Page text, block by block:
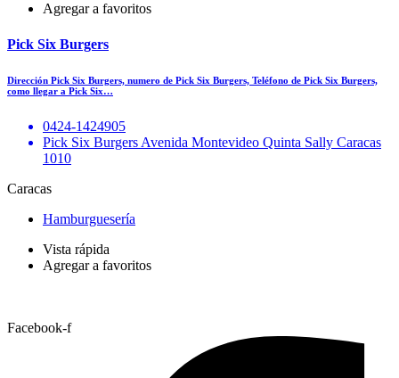
Agregar a favoritos
Pick Six Burgers
Dirección Pick Six Burgers, numero de Pick Six Burgers, Teléfono de Pick Six Burgers,
como llegar a Pick Six…
0424-1424905
Pick Six Burgers Avenida Montevideo Quinta Sally Caracas
1010
Caracas
Hamburguesería
Vista rápida
Agregar a favoritos
Facebook-f